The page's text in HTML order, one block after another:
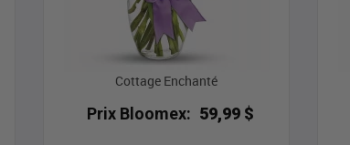
Cottage Enchanté
Prix Bloomex: 59,99 $